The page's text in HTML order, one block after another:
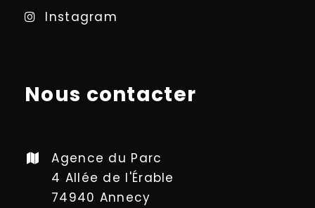
Instagram
Nous contacter
Agence du Parc
4 Allée de l'Érable
74940 Annecy